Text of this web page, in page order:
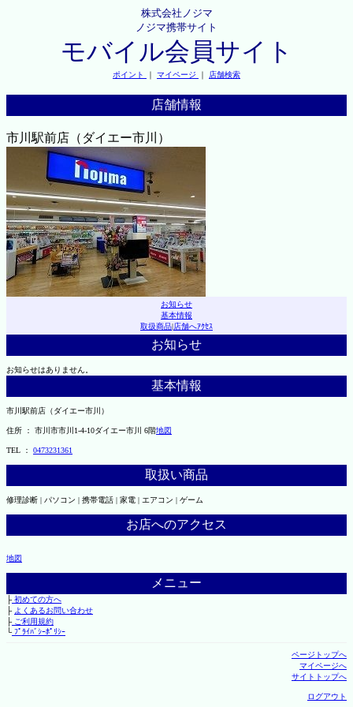
株式会社ノジマ
ノジマ携帯サイト
モバイル会員サイト
ポイント ｜ マイページ ｜ 店舗検索
店舗情報
市川駅前店（ダイエー市川）
お知らせ
基本情報
取扱商品|店舗へｱｸｾｽ
お知らせ
お知らせはありません。
基本情報
市川駅前店（ダイエー市川）
住所 ： 市川市市川1-4-10ダイエー市川 6階地図
TEL ： 0473231361
取扱い商品
修理診断 | パソコン | 携帯電話 | 家電 | エアコン | ゲーム
お店へのアクセス
地図
メニュー
├初めての方へ
├ よくあるお問い合わせ
├ご利用規約
└ﾌﾟﾗｲﾊﾞｼｰﾎﾟﾘｼｰ
ページトップへ
マイページへ
サイトトップへ
ログアウト